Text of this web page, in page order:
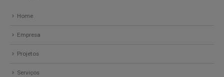
Home
Empresa
Projetos
Serviços